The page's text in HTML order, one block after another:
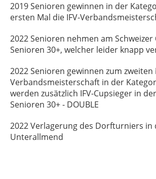
2019 Senioren gewinnen in der
ersten Mal die IFV-
2022 Senioren nehmen am
Senioren 30+, welcher leider knapp
2022 Senioren gewinnen zum zweiten
Verbandsmeisterschaft in der
werden zusätzlich IFV-Cupsieger in
Senioren 30+ - DOUBLE
2022 Verlagerung des Dorfturniers in
Unterallmend